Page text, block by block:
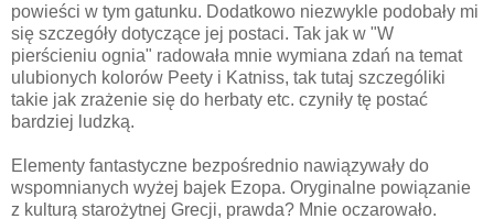
powieści w tym gatunku. Dodatkowo niezwykle podobały mi
się szczegóły dotyczące jej postaci. Tak jak w "W
pierścieniu ognia" radowała mnie wymiana zdań na temat
ulubionych kolorów Peety i Katniss, tak tutaj szczególiki
takie jak zrażenie się do herbaty etc. czyniły tę postać
bardziej ludzką.
Elementy fantastyczne bezpośrednio nawiązywały do
wspomnianych wyżej bajek Ezopa. Oryginalne powiązanie
z kulturą starożytnej Grecji, prawda? Mnie oczarowało.